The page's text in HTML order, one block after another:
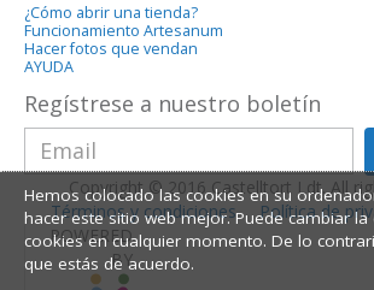
¿Cómo abrir una tienda?
Funcionamiento Artesanum
Hacer fotos que vendan
AYUDA
Regístrese a nuestro boletín
Copyright © 2016 Castelltort Ldt. All
Términos y condiciones
Política de
POWERED
BY
Hemos colocado las cookies en su
hacer este sitio web mejor. Puede cambiar
cookies en cualquier momento. De lo
que estás de acuerdo.